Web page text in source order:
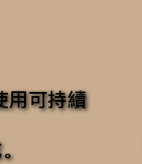
可持續